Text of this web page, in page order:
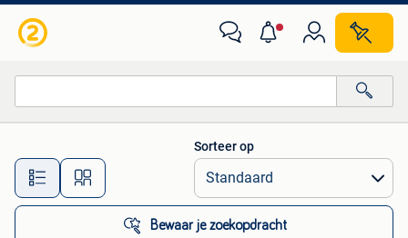
Alle afstanden…
Sorteer op
Bewaar je zoekopdracht